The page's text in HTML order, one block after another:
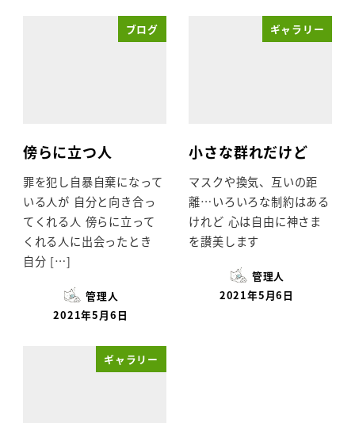
ブログ
傍らに立つ人
罪を犯し自暴自棄になって
いる人が 自分と向き合っ
てくれる人 傍らに立って
くれる人に出会ったとき
自分 […]
管理人
2021年5月6日
ギャラリー
小さな群れだけど
マスクや換気、互いの距
離…いろいろな制約はある
けれど 心は自由に神さま
を讃美します
管理人
2021年5月6日
ギャラリー